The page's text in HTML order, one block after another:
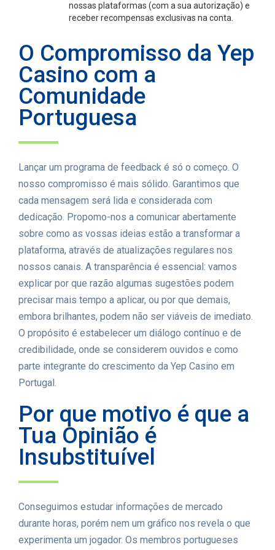
nossas plataformas (com a sua autorização) e
receber recompensas exclusivas na conta.
O Compromisso da Yep
Casino com a
Comunidade
Portuguesa
Lançar um programa de feedback é só o começo. O
nosso compromisso é mais sólido. Garantimos que
cada mensagem será lida e considerada com
dedicação. Propomo-nos a comunicar abertamente
sobre como as vossas ideias estão a transformar a
plataforma, através de atualizações regulares nos
nossos canais. A transparência é essencial: vamos
explicar por que razão algumas sugestões podem
precisar mais tempo a aplicar, ou por que demais,
embora brilhantes, podem não ser viáveis de imediato.
O propósito é estabelecer um diálogo contínuo e de
credibilidade, onde se considerem ouvidos e como
parte integrante do crescimento da Yep Casino em
Portugal.
Por que motivo é que a
Tua Opinião é
Insubstituível
Conseguimos estudar informações de mercado
durante horas, porém nem um gráfico nos revela o que
experimenta um jogador. Os membros portugueses